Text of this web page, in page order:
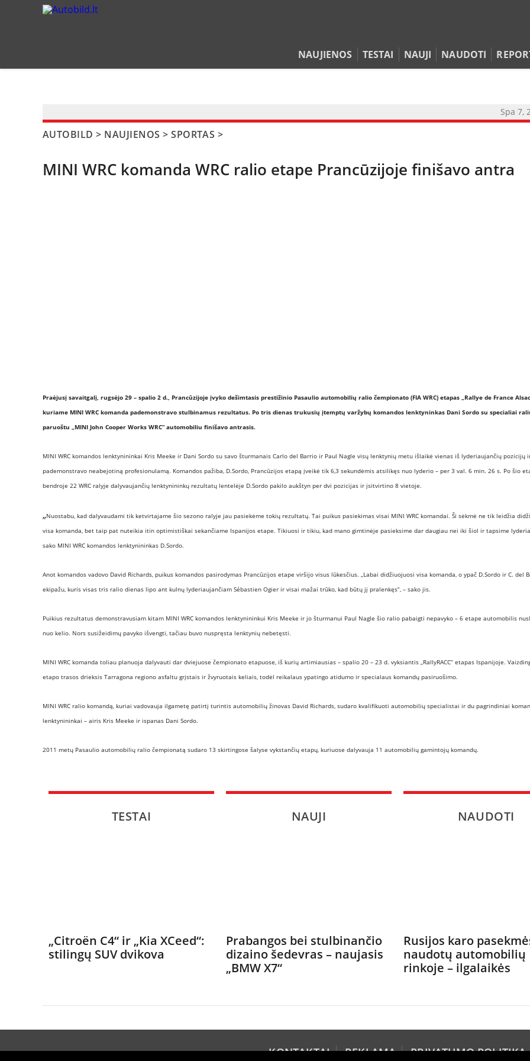
NAUJIENOS TESTAI NAUJI NAUDOTI
NAUJIENOS
ĮVAIRENYBĖS
Spa 7,
AUTOBILD > NAUJIENOS >SPORTAS >
MINI WRC komanda WRC ralio etape Prancūzijoje finišavo antra
Praėjusį savaitgalį, rugsėjo 29 – spalio 2 d., Prancūzijoje įvyko dešimtasis prestižinio Pasaulio automobilių ralio čempionato (FIA WRC) etapas „Rallye de France
kuriame MINI WRC komanda pademonstravo stulbinamus rezultatus. Po tris dienas trukusių įtemptų varžybų komandos lenktyninkas Dani Sordo su specialiai
paruoštu „MINI John Cooper Works WRC“ automobiliu finišavo antrasis.
MINI WRC komandos lenktynininkai Kris Meeke ir Dani Sordo su savo šturmanais Carlo del Barrio ir Paul Nagle visų lenktynių metu išlaikė vienas iš lyderiaujančių pozicijų
pademonstravo neabejotiną profesionulamą. Komandos pažiba, D.Sordo, Prancūzijos etapą įveikė tik 6,3 sekundėmis atsilikęs nuo lyderio – per 3 val. 6 min. 26 s. Po šio
bendroje 22 WRC ralyje dalyvaujančių lenktynininkų rezultatų lentelėje D.Sordo pakilo aukštyn per dvi pozicijas ir įsitvirtino 8 vietoje.
„Nuostabu, kad dalyvaudami tik ketvirtajame šio sezono ralyje jau pasiekėme tokių rezultatų. Tai puikus pasiekimas visai MINI WRC komandai. Ši sėkmė ne tik leidžia
visa komanda, bet taip pat nuteikia itin optimistiškai sekančiame Ispanijos etape. Tikiuosi ir tikiu, kad mano gimtinėje pasieksime dar daugiau nei iki šiol ir tapsime
sako MINI WRC komandos lenktynininkas D.Sordo.
Anot komandos vadovo David Richards, puikus komandos pasirodymas Prancūzijos etape viršijo visus lūkesčius. „Labai didžiuojuosi visa komanda, o ypač D.Sordo ir C. del
ekipažu, kuris visas tris ralio dienas lipo ant kulnų lyderiaujančiam Sébastien Ogier ir visai mažai trūko, kad būtų jį pralenkęs“, – sako jis.
Puikius rezultatus demonstravusiam kitam MINI WRC komandos lenktynininkui Kris Meeke ir jo šturmanui Paul Nagle šio ralio pabaigti nepavyko – 6 etape automobilis
nuo kelio. Nors susižeidimų pavyko išvengti, tačiau buvo nuspręsta lenktynių nebetęsti.
MINI WRC komanda toliau planuoja dalyvauti dar dviejuose čempionato etapuose, iš kurių artimiausias – spalio 20 – 23 d. vyksiantis „RallyRACC“ etapas Ispanijoje.
etapo trasos drieksis Tarragona regiono asfaltu grįstais ir žvyruotais keliais, todėl reikalaus ypatingo atidumo ir specialaus komandų pasiruošimo.
MINI WRC ralio komandą, kuriai vadovauja ilgametę patirtį turintis automobilių žinovas David Richards, sudaro kvalifikuoti automobilių specialistai ir du pagrindiniai
lenktynininkai – airis Kris Meeke ir ispanas Dani Sordo.
2011 metų Pasaulio automobilių ralio čempionatą sudaro 13 skirtingose šalyse vykstančių etapų, kuriuose dalyvauja 11 automobilių gamintojų komandų.
TESTAI
„Citroën C4“ ir „Kia XCeed“:
stilingų SUV dvikova
NAUJI
Prabangos bei stulbinančio
dizaino šedevras – naujasis
„BMW X7“
NAUDOTI
Rusijos karo
naudotų automobilių
rinkoje – ilgalaikės
KONTAKTAI REKLAMA PRIVATUMO POLITIKA